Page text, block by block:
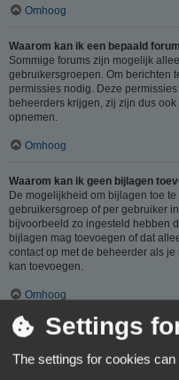
Omhoog
Waarom kan ik een bepaald
Sommige forums zijn mogelijk
gebruikersgroepen. Om berichten
permissies nodig. Deze
beheerders krijgen, zij zijn dus
opnemen.
Omhoog
Waarom kan ik geen bijlagen
De mogelijkheid om bijlagen toe
gebruikersgroep of per gebruiker
bijvoorbeeld zo ingesteld hebben
bijlagen mag toevoegen of dat
contact op met de beheerder als
kan toevoegen.
Omhoog
Waarom ontving ik een
Op ieder forum gelden specifieke
de beheerder) overtreedt, kun je
Settings
The settings for cookies